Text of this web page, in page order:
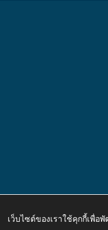
© 2026 All Right Resive
เว็บไซต์ของเราใช้คุกกี้เพื่